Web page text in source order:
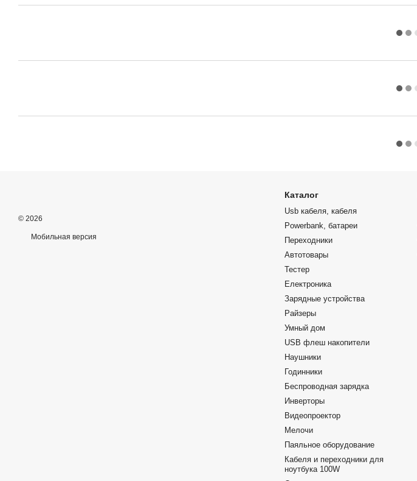
© 2026
Мобильная версия
Каталог
Usb кабеля, кабеля
Powerbank, батареи
Переходники
Автотовары
Тестер
Електроника
Зарядные устройства
Райзеры
Умный дом
USB флеш накопители
Наушники
Годинники
Беспроводная зарядка
Инверторы
Видеопроектор
Мелочи
Паяльное оборудование
Кабеля и переходники для
ноутбука 100W